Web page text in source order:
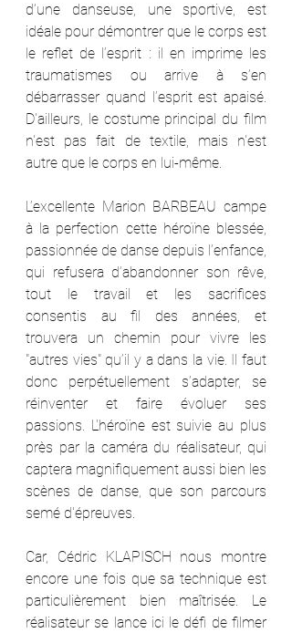
d’une danseuse, une sportive, est
idéale pour démontrer que le corps est
le reflet de l’esprit : il en imprime les
traumatismes ou arrive à s’en
débarrasser quand l’esprit est apaisé.
D'ailleurs, le costume principal du film
n'est pas fait de textile, mais n'est
autre que le corps en lui-même.
L’excellente Marion BARBEAU campe
à la perfection cette héroïne blessée,
passionnée de danse depuis l’enfance,
qui refusera d’abandonner son rêve,
tout le travail et les sacrifices
consentis au fil des années, et
trouvera un chemin pour vivre les
"autres vies" qu’il y a dans la vie. Il faut
donc perpétuellement s’adapter, se
réinventer et faire évoluer ses
passions. L'héroïne est suivie au plus
près par la caméra du réalisateur, qui
captera magnifiquement aussi bien les
scènes de danse, que son parcours
semé d'épreuves.
Car, Cédric KLAPISCH nous montre
encore une fois que sa technique est
particulièrement bien maîtrisée. Le
réalisateur se lance ici le défi de filmer